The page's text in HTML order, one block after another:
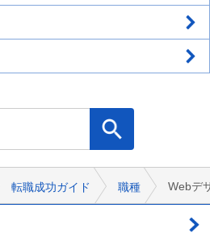
転職成功ガイド 職種 Webデ